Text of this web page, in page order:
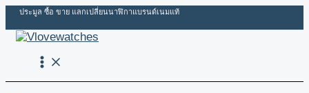
Skip
content
ประมูล ซื้อ ขาย แลกเปลี่ยนนาฬิกาแบรนด์เนมแท้